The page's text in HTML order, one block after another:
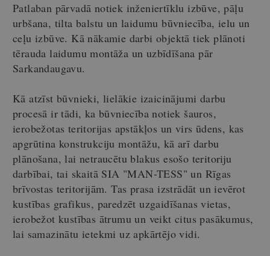
Patlaban pārvadā notiek inženiertīklu izbūve, pāļu
urbšana, tilta balstu un laidumu būvniecība, ielu un
ceļu izbūve. Kā nākamie darbi objektā tiek plānoti
tērauda laidumu montāža un uzbīdīšana pār
Sarkandaugavu.
Kā atzīst būvnieki, lielākie izaicinājumi darbu
procesā ir tādi, ka būvniecība notiek šauros,
ierobežotas teritorijas apstākļos un virs ūdens, kas
apgrūtina konstrukciju montāžu, kā arī darbu
plānošana, lai netraucētu blakus esošo teritoriju
darbībai, tai skaitā SIA "MAN-TESS" un Rīgas
brīvostas teritorijām. Tas prasa izstrādāt un ievērot
kustības grafikus, paredzēt uzgaidīšanas vietas,
ierobežot kustības ātrumu un veikt citus pasākumus,
lai samazinātu ietekmi uz apkārtējo vidi.